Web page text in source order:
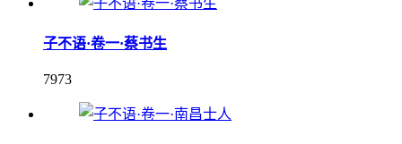
子不语·卷一·蔡书生
7973